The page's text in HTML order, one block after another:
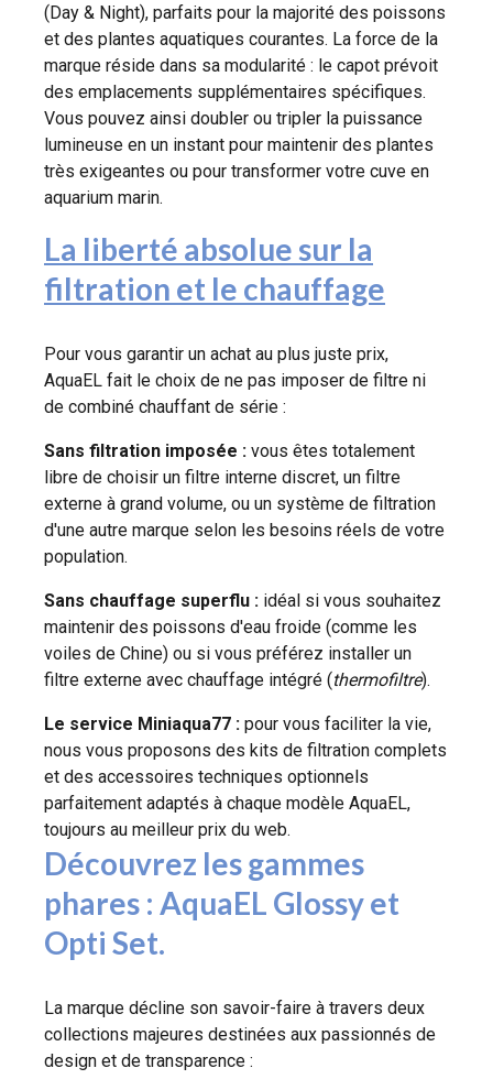
(Day & Night), parfaits pour la majorité des poissons
et des plantes aquatiques courantes. La force de la
marque réside dans sa modularité : le capot prévoit
des emplacements supplémentaires spécifiques.
Vous pouvez ainsi doubler ou tripler la puissance
lumineuse en un instant pour maintenir des plantes
très exigeantes ou pour transformer votre cuve en
aquarium marin.
La liberté absolue sur la
filtration et le chauffage
Pour vous garantir un achat au plus juste prix,
AquaEL fait le choix de ne pas imposer de filtre ni
de combiné chauffant de série :
Sans filtration imposée : vous êtes totalement
libre de choisir un filtre interne discret, un filtre
externe à grand volume, ou un système de filtration
d'une autre marque selon les besoins réels de votre
population.
Sans chauffage superflu : idéal si vous souhaitez
maintenir des poissons d'eau froide (comme les
voiles de Chine) ou si vous préférez installer un
filtre externe avec chauffage intégré (thermofiltre).
Le service Miniaqua77 : pour vous faciliter la vie,
nous vous proposons des kits de filtration complets
et des accessoires techniques optionnels
parfaitement adaptés à chaque modèle AquaEL,
toujours au meilleur prix du web.
Découvrez les gammes
phares : AquaEL Glossy et
Opti Set.
La marque décline son savoir-faire à travers deux
collections majeures destinées aux passionnés de
design et de transparence :